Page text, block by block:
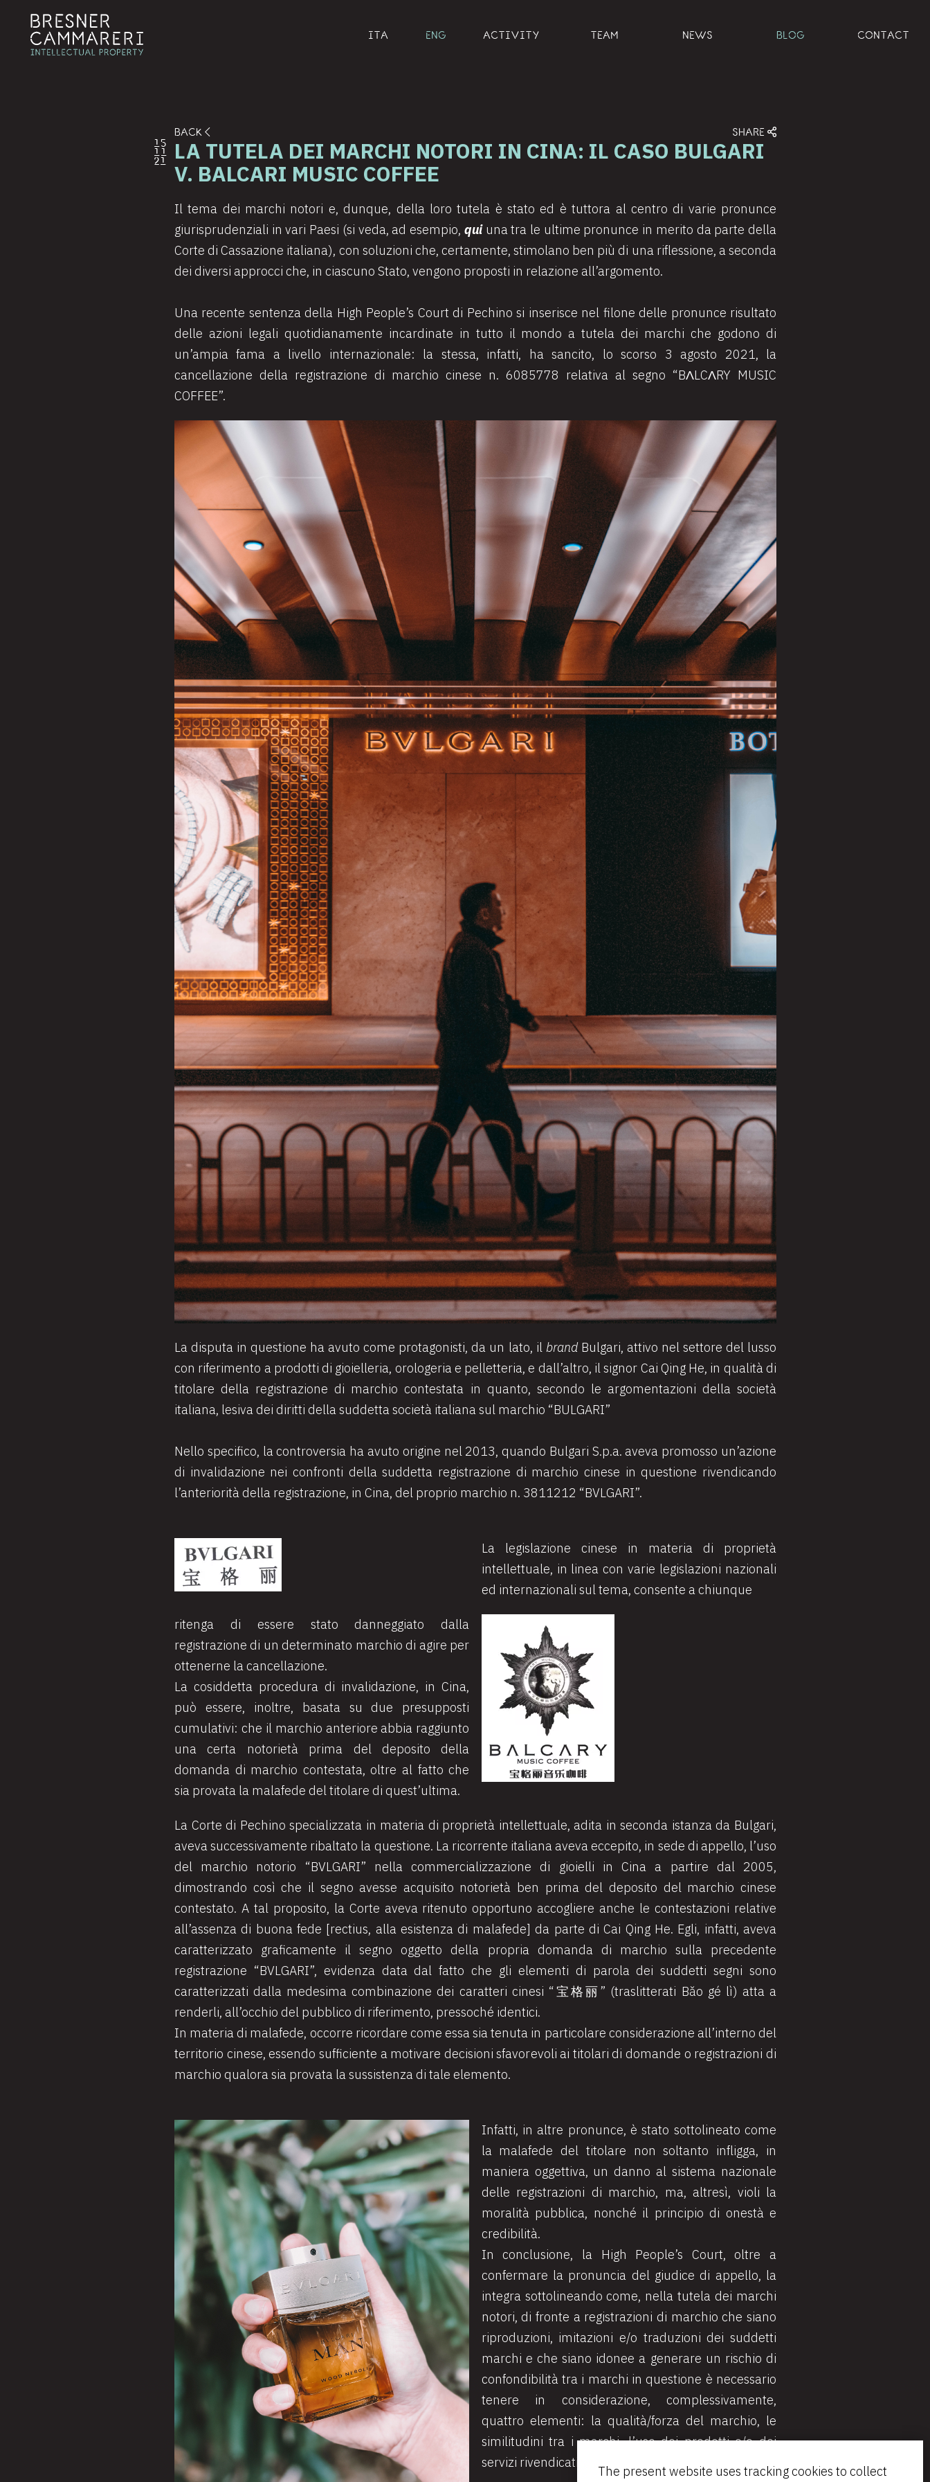
The present website uses tracking cookies to collect
ITA ENG ACTIVITY TEAM NEWS BLOG CONTACT
15
11
21
BACK SHARE
LA TUTELA DEI MARCHI NOTORI IN CINA: IL CASO BULGARI
V. BALCARI MUSIC COFFEE
Il tema dei marchi notori e, dunque, della loro tutela è stato ed è tuttora al centro di varie pronunce
giurisprudenziali in vari Paesi (si veda, ad esempio, quiuna tra le ultime pronunce in merito da parte della
Corte di Cassazione italiana), con soluzioni che, certamente, stimolano ben più di una riflessione, a seconda
dei diversi approcci che, in ciascuno Stato, vengono proposti in relazione all’argomento.
Una recente sentenza della High People’s Court di Pechino si inserisce nel filone delle pronunce risultato
delle azioni legali quotidianamente incardinate in tutto il mondo a tutela dei marchi che godono di
un’ampia fama a livello internazionale: la stessa, infatti, ha sancito, lo scorso 3 agosto 2021, la
cancellazione della registrazione di marchio cinese n. 6085778 relativa al segno “BɅLCɅRY MUSIC
COFFEE”.
La disputa in questione ha avuto come protagonisti, da un lato, il brandBulgari, attivo nel settore del lusso
con riferimento a prodotti di gioielleria, orologeria e pelletteria, e dall’altro, il signor Cai Qing He, in qualità di
titolare della registrazione di marchio contestata in quanto, secondo le argomentazioni della società
italiana, lesiva dei diritti della suddetta società italiana sul marchio “BULGARI”
Nello specifico, la controversia ha avuto origine nel 2013, quando Bulgari S.p.a. aveva promosso un’azione
di invalidazione nei confronti della suddetta registrazione di marchio cinese in questione rivendicando
l’anteriorità della registrazione, in Cina, del proprio marchio n. 3811212 “BVLGARI”.
La legislazione cinese in materia di proprietà
intellettuale, in linea con varie legislazioni nazionali
ed internazionali sul tema, consente a chiunque
ritenga di essere stato danneggiato dalla
registrazione di un determinato marchio di agire per
ottenerne la cancellazione.
La cosiddetta procedura di invalidazione, in Cina,
può essere, inoltre, basata su due presupposti
cumulativi: che il marchio anteriore abbia raggiunto
una certa notorietà prima del deposito della
domanda di marchio contestata, oltre al fatto che
sia provata la malafede del titolare di quest’ultima.
La Corte di Pechino specializzata in materia di proprietà intellettuale, adita in seconda istanza da Bulgari,
aveva successivamente ribaltato la questione. La ricorrente italiana aveva eccepito, in sede di appello, l’uso
del marchio notorio “BVLGARI” nella commercializzazione di gioielli in Cina a partire dal 2005,
dimostrando così che il segno avesse acquisito notorietà ben prima del deposito del marchio cinese
contestato. A tal proposito, la Corte aveva ritenuto opportuno accogliere anche le contestazioni relative
all’assenza di buona fede [rectius, alla esistenza di malafede] da parte di Cai Qing He. Egli, infatti, aveva
caratterizzato graficamente il segno oggetto della propria domanda di marchio sulla precedente
registrazione “BVLGARI”, evidenza data dal fatto che gli elementi di parola dei suddetti segni sono
caratterizzati dalla medesima combinazione dei caratteri cinesi “宝格丽” (traslitterati Bǎo gé lì) atta a
renderli, all’occhio del pubblico di riferimento, pressoché identici.
In materia di malafede, occorre ricordare come essa sia tenuta in particolare considerazione all’interno del
territorio cinese, essendo sufficiente a motivare decisioni sfavorevoli ai titolari di domande o registrazioni di
marchio qualora sia provata la sussistenza di tale elemento.
Infatti, in altre pronunce, è stato sottolineato come
la malafede del titolare non soltanto infligga, in
maniera oggettiva, un danno al sistema nazionale
delle registrazioni di marchio, ma, altresì, violi la
moralità pubblica, nonché il principio di onestà e
credibilità.
In conclusione, la High People’s Court, oltre a
confermare la pronuncia del giudice di appello, la
integra sottolineando come, nella tutela dei marchi
notori, di fronte a registrazioni di marchio che siano
riproduzioni, imitazioni e/o traduzioni dei suddetti
marchi e che siano idonee a generare un rischio di
confondibilità tra i marchi in questione è necessario
tenere in considerazione, complessivamente,
quattro elementi: la qualità/forza del marchio, le
similitudini tra i marchi, l’uso dei prodotti e/o dei
servizi rivendicati e i consumatori di riferimento.